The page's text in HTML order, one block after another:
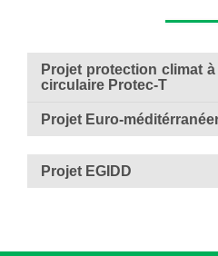
Projet protection climat
circulaire Protec-T
Projet Euro-
Projet EGIDD